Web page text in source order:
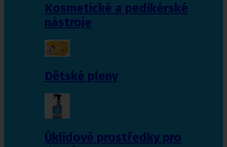
Kosmetické a pedikérské
nástroje
Dětské pleny
Úklidové prostředky pro